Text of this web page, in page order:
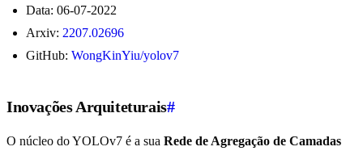
Data: 06-07-2022
Arxiv: 2207.02696
GitHub: WongKinYiu/yolov7
Inovações Arquiteturais#
O núcleo do YOLOv7 é a sua Rede de Agregação de Camadas